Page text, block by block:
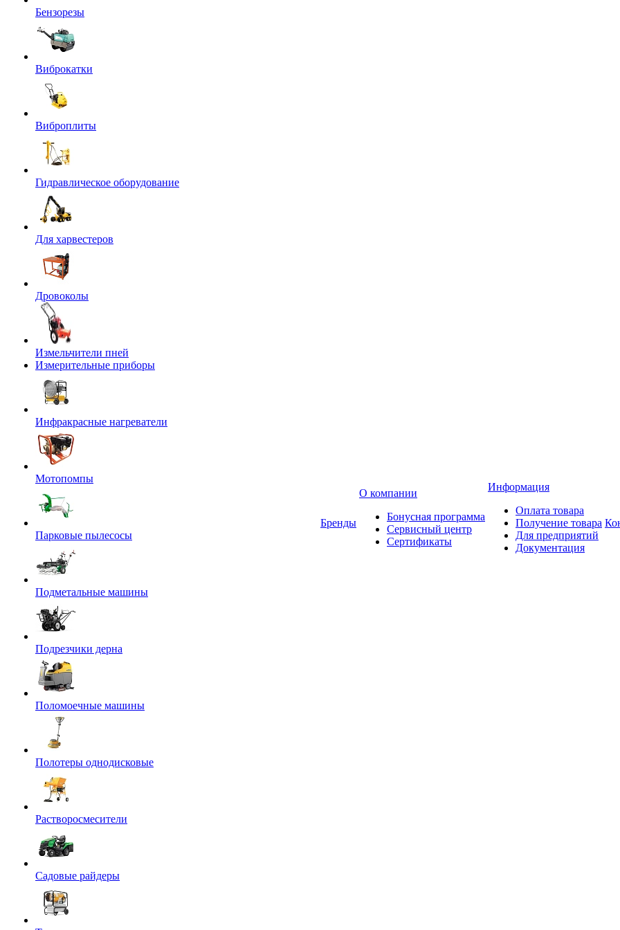
Бензорезы
Виброкатки
Виброплиты
Гидравлическое оборудование
Для харвестеров
Дровоколы
Измельчители пней
Измерительные приборы
Инфракрасные нагреватели
Мотопомпы
Парковые пылесосы
Подметальные машины
Подрезчики дерна
Поломоечные машины
Полотеры однодисковые
Растворосмесители
Садовые райдеры
Бренды
О компании
Бонусная программа
Сервисный центр
Сертификаты
Информация
Оплата товара
Получение товара
Для предприятий
Документация